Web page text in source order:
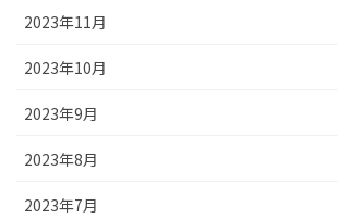
2023年11月
2023年10月
2023年9月
2023年8月
2023年7月